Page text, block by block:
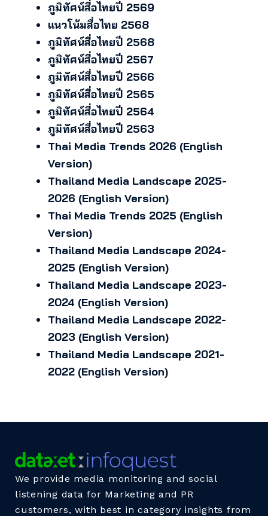
ภูมิทัศน์สื่อไทยปี 2569
แนวโน้มสื่อไทย 2568
ภูมิทัศน์สื่อไทยปี 2568
ภูมิทัศน์สื่อไทยปี 2567
ภูมิทัศน์สื่อไทยปี 2566
ภูมิทัศน์สื่อไทยปี 2565
ภูมิทัศน์สื่อไทยปี 2564
ภูมิทัศน์สื่อไทยปี 2563
Thai Media Trends 2026 (English
Version)
Thailand Media Landscape 2025-
2026 (English Version)
Thai Media Trends 2025 (English
Version)
Thailand Media Landscape 2024-
2025 (English Version)
Thailand Media Landscape 2023-
2024 (English Version)
Thailand Media Landscape 2022-
2023 (English Version)
Thailand Media Landscape 2021-
2022 (English Version)
We provide media monitoring and social
listening data for Marketing and PR
customers, with best in category insights from